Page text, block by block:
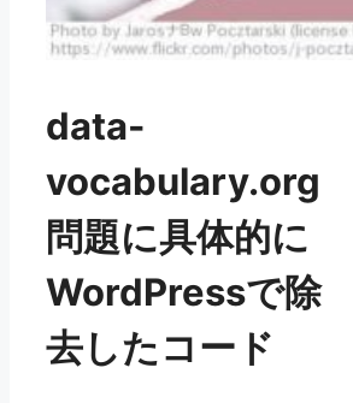
data-
vocabulary.org
問題に具体的に
WordPressで除
去したコード